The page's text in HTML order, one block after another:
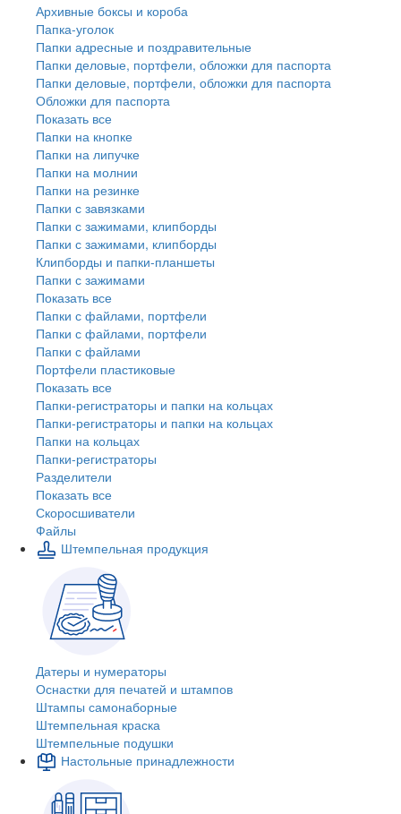
Архивные боксы и короба
Папка-уголок
Папки адресные и поздравительные
Папки деловые, портфели, обложки для паспорта
Папки деловые, портфели, обложки для паспорта
Обложки для паспорта
Показать все
Папки на кнопке
Папки на липучке
Папки на молнии
Папки на резинке
Папки с завязками
Папки с зажимами, клипборды
Папки с зажимами, клипборды
Клипборды и папки-планшеты
Папки с зажимами
Показать все
Папки с файлами, портфели
Папки с файлами, портфели
Папки с файлами
Портфели пластиковые
Показать все
Папки-регистраторы и папки на кольцах
Папки-регистраторы и папки на кольцах
Папки на кольцах
Папки-регистраторы
Разделители
Показать все
Скоросшиватели
Файлы
Штемпельная продукция
Датеры и нумераторы
Оснастки для печатей и штампов
Штампы самонаборные
Штемпельная краска
Штемпельные подушки
Настольные принадлежности